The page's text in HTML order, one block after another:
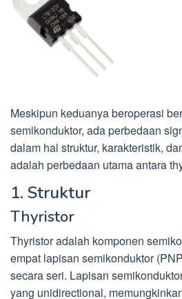
Meskipun keduanya beroperasi
semikonduktor, ada perbedaan
dalam hal struktur, karakteristik,
adalah perbedaan utama antara
1. Struktur
Thyristor
Thyristor adalah komponen
empat lapisan semikonduktor
secara seri. Lapisan
yang unidirectional,